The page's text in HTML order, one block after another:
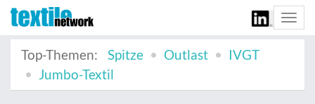
Top-Themen:
Spitze Outlast
IVGT
Jumbo-Textil